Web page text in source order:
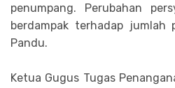
penumpang. Perubahan
berdampak terhadap jumlah
Pandu.
Ketua Gugus Tugas